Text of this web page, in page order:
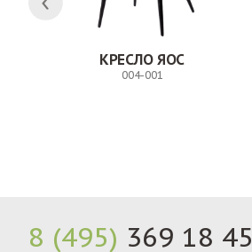
КРЕСЛО ЯОС
004-001
8 (495) 369 18 45